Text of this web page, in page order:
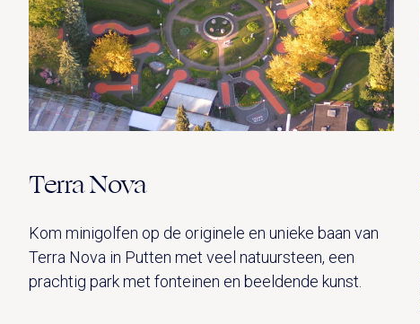
Terra Nova
Kom minigolfen op de originele en unieke baan van
Terra Nova in Putten met veel natuursteen, een
prachtig park met fonteinen en beeldende kunst.